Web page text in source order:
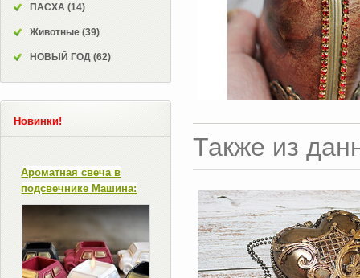
Также из
ПАСХА (14)
Животные (39)
НОВЫЙ ГОД (62)
Новинки!
Ароматная свеча в
подсвечнике Машина: